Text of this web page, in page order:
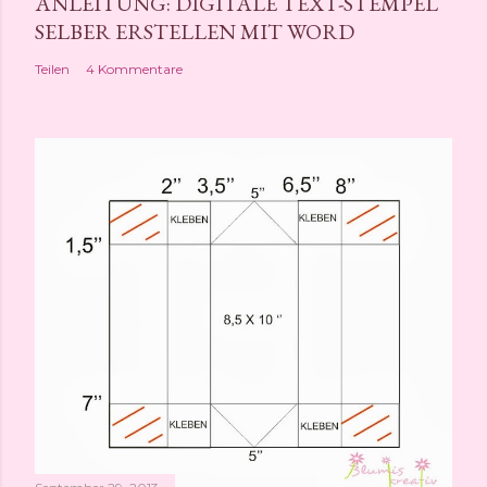
SELBER ERSTELLEN MIT WORD
Teilen 4 Kommentare